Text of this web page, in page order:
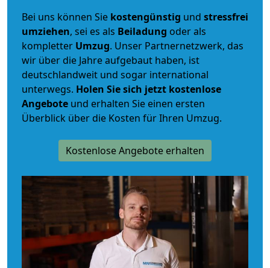
Bei uns können Sie kostengünstig und stressfrei
umziehen, sei es als Beiladung oder als
kompletter Umzug. Unser Partnernetzwerk, das
wir über die Jahre aufgebaut haben, ist
deutschlandweit und sogar international
unterwegs. Holen Sie sich jetzt kostenlose
Angebote und erhalten Sie einen ersten
Überblick über die Kosten für Ihren Umzug.
Kostenlose Angebote erhalten